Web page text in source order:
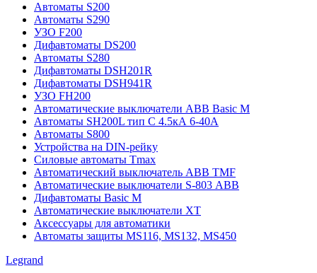
Автоматы S200
Автоматы S290
УЗО F200
Дифавтоматы DS200
Автоматы S280
Дифавтоматы DSH201R
Дифавтоматы DSH941R
УЗО FH200
Автоматические выключатели ABB Basic M
Автоматы SH200L тип С 4.5кА 6-40А
Автоматы S800
Устройства на DIN-рейку
Силовые автоматы Tmax
Автоматический выключатель ABB TMF
Автоматические выключатели S-803 АВВ
Дифавтоматы Basic M
Автоматические выключатели XT
Аксессуары для автоматики
Автоматы защиты MS116, MS132, MS450
Legrand